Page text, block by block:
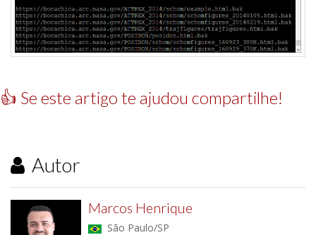
👍 Se este artigo te ajudou compartilhe!
Autor
Marcos Henrique
São Paulo/SP